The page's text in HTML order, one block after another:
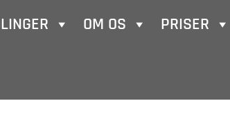
OM OS PRISER